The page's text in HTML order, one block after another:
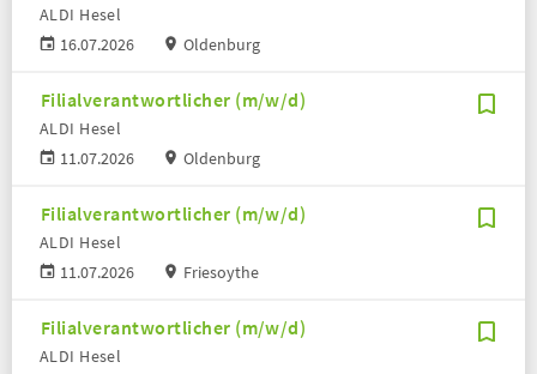
16.07.2026
ALDI Hesel
Oldenburg
Filialverantwortlicher (m/w/d)
11.07.2026
ALDI Hesel
Oldenburg
Filialverantwortlicher (m/w/d)
11.07.2026
ALDI Hesel
Friesoythe
Filialverantwortlicher (m/w/d)
ALDI Hesel